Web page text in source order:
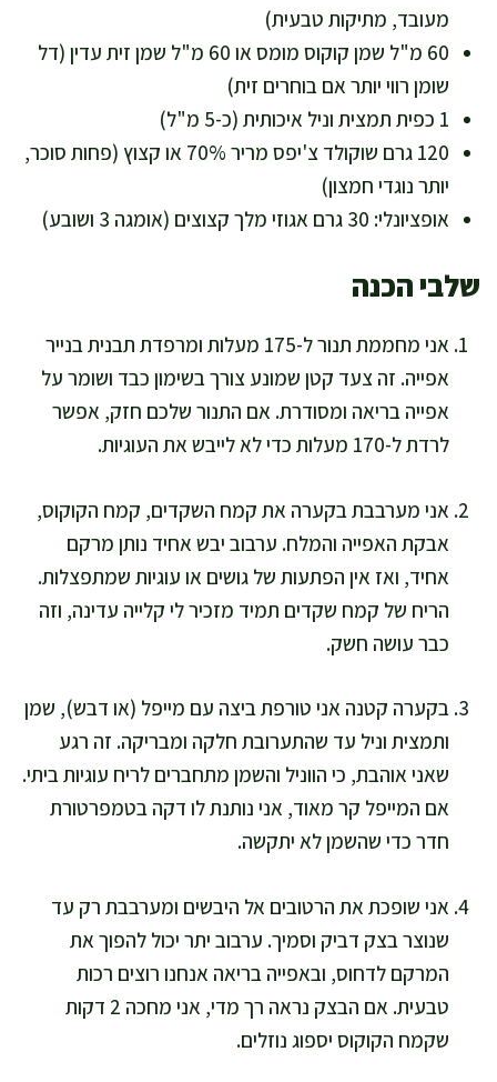
מעובד, מתיקות טבעית)
60 מ"ל שמן קוקוס מומס או 60 מ"ל שמן זית עדין (דל
שומן רווי יותר אם בוחרים זית)
1 כפית תמצית וניל איכותית (כ-5 מ"ל)
120 גרם שוקולד צ'יפס מריר 70% או קצוץ (פחות סוכר,
יותר נוגדי חמצון)
אופציונלי: 30 גרם אגוזי מלך קצוצים (אומגה 3 ושובע)
שלבי הכנה
אני מחממת תנור ל-175 מעלות ומרפדת תבנית בנייר
אפייה. זה צעד קטן שמונע צורך בשימון כבד ושומר על
אפייה בריאה ומסודרת. אם התנור שלכם חזק, אפשר
לרדת ל-170 מעלות כדי לא לייבש את העוגיות.
אני מערבבת בקערה את קמח השקדים, קמח הקוקוס,
אבקת האפייה והמלח. ערבוב יבש אחיד נותן מרקם
אחיד, ואז אין הפתעות של גושים או עוגיות שמתפצלות.
הריח של קמח שקדים תמיד מזכיר לי קלייה עדינה, וזה
כבר עושה חשק.
בקערה קטנה אני טורפת ביצה עם מייפל (או דבש), שמן
ותמצית וניל עד שהתערובת חלקה ומבריקה. זה רגע
שאני אוהבת, כי הווניל והשמן מתחברים לריח עוגיות ביתי.
אם המייפל קר מאוד, אני נותנת לו דקה בטמפרטורת
חדר כדי שהשמן לא יתקשה.
אני שופכת את הרטובים אל היבשים ומערבבת רק עד
שנוצר בצק דביק וסמיך. ערבוב יתר יכול להפוך את
המרקם לדחוס, ובאפייה בריאה אנחנו רוצים רכות
טבעית. אם הבצק נראה רך מדי, אני מחכה 2 דקות
שקמח הקוקוס יספוג נוזלים.